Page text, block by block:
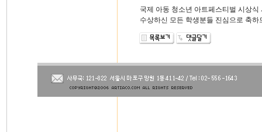
국제 아동 청소년 아트페스티벌 시상식
수상하신 모든 학생분들 진심으로 축하